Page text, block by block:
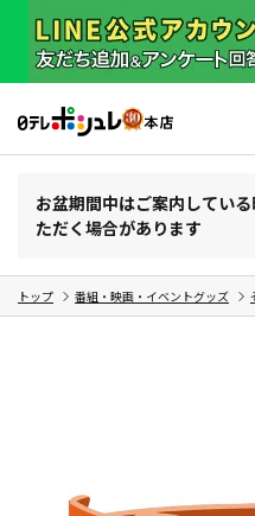
お盆期間中はご案内してい
ただく場合があります
トップ 番組・映画・イベントグッズ